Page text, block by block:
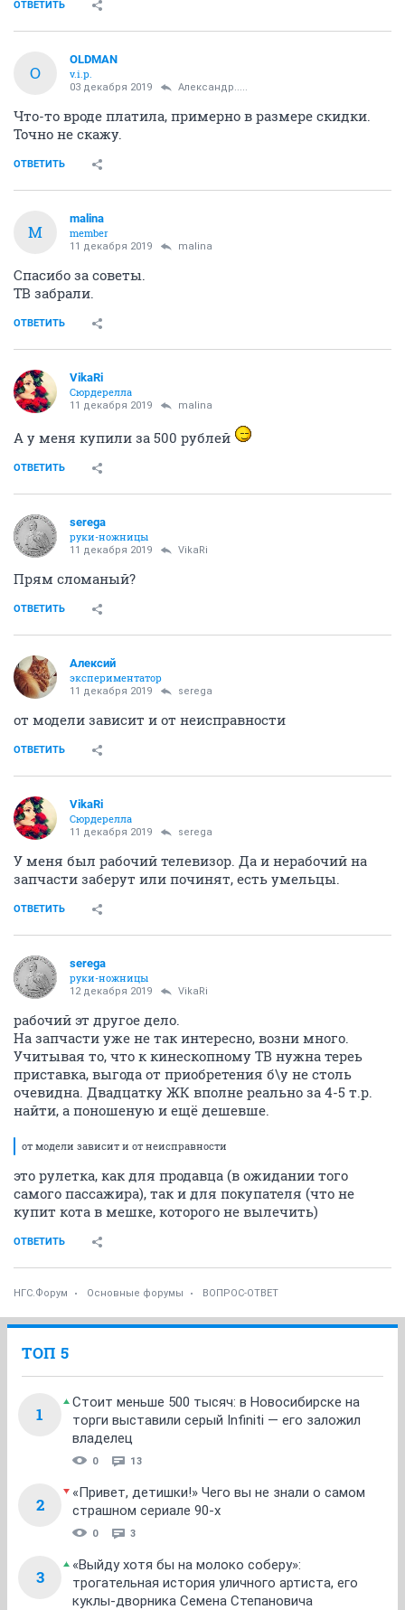
ОТВЕТИТЬ
O
OLDMAN
v.i.p.
03 декабря 2019 Александр.....
Что-то вроде платила, примерно в размере скидки.
Точно не скажу.
ОТВЕТИТЬ
M
malina
member
11 декабря 2019 malina
Спасибо за советы.
ТВ забрали.
ОТВЕТИТЬ
VikaRi
Сюрдерелла
11 декабря 2019 malina
А у меня купили за 500 рублей
ОТВЕТИТЬ
serega
руки-ножницы
11 декабря 2019 VikaRi
Прям сломаный?
ОТВЕТИТЬ
Алексий
экспериментатор
11 декабря 2019 serega
от модели зависит и от неисправности
ОТВЕТИТЬ
VikaRi
Сюрдерелла
11 декабря 2019 serega
У меня был рабочий телевизор. Да и нерабочий на
запчасти заберут или починят, есть умельцы.
ОТВЕТИТЬ
serega
руки-ножницы
12 декабря 2019 VikaRi
рабочий эт другое дело.
На запчасти уже не так интересно, возни много.
Учитывая то, что к кинескопному ТВ нужна тереь
приставка, выгода от приобретения б\у не столь
очевидна. Двадцатку ЖК вполне реально за 4-5 т.р.
найти, а поношеную и ещё дешевше.
от модели зависит и от неисправности
это рулетка, как для продавца (в ожидании того
самого пассажира), так и для покупателя (что не
купит кота в мешке, которого не вылечить)
ОТВЕТИТЬ
НГС.Форум Основные форумы ВОПРОС-ОТВЕТ
ТОП 5
1
Стоит меньше 500 тысяч: в Новосибирске на
торги выставили серый Infiniti — его заложил
владелец
0 13
2
«Привет, детишки!» Чего вы не знали о самом
страшном сериале 90-х
0 3
3
«Выйду хотя бы на молоко соберу»:
трогательная история уличного артиста, его
куклы-дворника Семена Степановича